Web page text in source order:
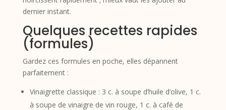
dernier instant.
Quelques recettes rapides
(formules)
Gardez ces formules en poche, elles dépannent
parfaitement :
Vinaigrette classique : 3 c. à soupe d’huile d’olive, 1 c.
à soupe de vinaigre de vin rouge, 1 c. à café de